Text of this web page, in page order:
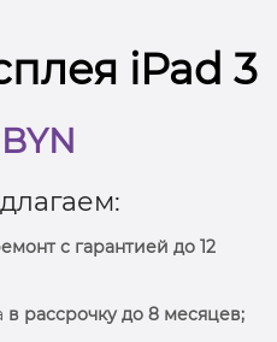
iPad 3
с гарантией до 12
в рассрочку до 8 месяцев;